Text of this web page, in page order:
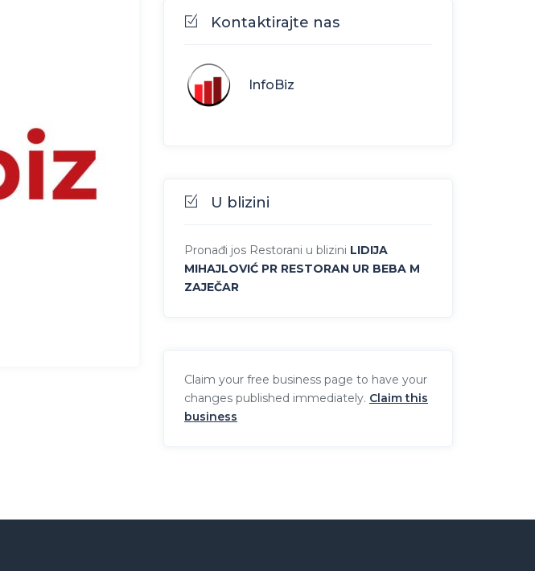
Kontaktirajte nas
InfoBiz
U blizini
Pronađi jos Restorani u blizini LIDIJA
MIHAJLOVIĆ PR RESTORAN UR BEBA M
ZAJEČAR
Claim your free business page to have your
changes published immediately. Claim this
business